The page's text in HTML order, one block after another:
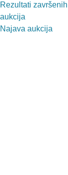
Rezultati završenih
aukcija
Najava aukcija